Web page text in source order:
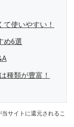
使いやすい！
め6選
種類が豊富！
サイトに還元されるこ